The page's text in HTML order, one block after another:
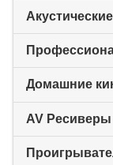
Домашние
AV